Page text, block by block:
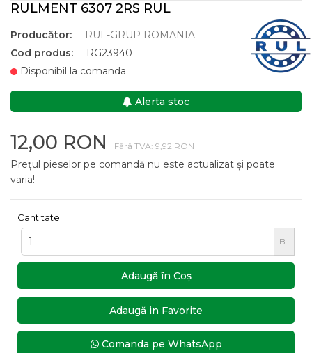
RULMENT 6307 2RS RUL
Producător:
RUL-GRUP ROMANIA
Cod produs:
RG23940
Disponibil la comanda
Alerta stoc
12,00 RON Fără TVA: 9,92 RON
Prețul pieselor pe comandă nu este actualizat și poate
varia!
Cantitate
B
Adaugă în Coş
Adaugă in Favorite
Comanda pe WhatsApp